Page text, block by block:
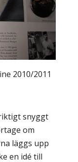
2010/2011
snyggt
om
läggs upp
en idé till